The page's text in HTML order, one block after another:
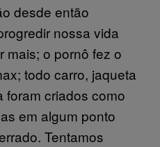
desde então
nossa vida
mais; o pornô fez o
todo carro, jaqueta
foram criados como
em algum ponto
Tentamos